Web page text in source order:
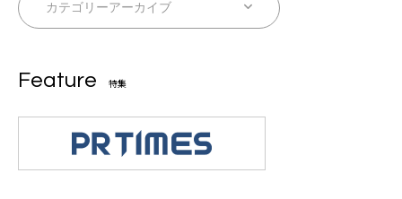
Feature 特集